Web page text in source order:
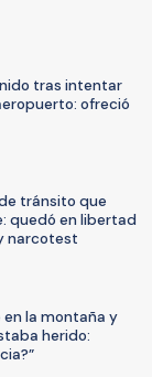
tras intentar
ofreció
tránsito que
quedó en libertad
narcotest
la montaña y
herido: